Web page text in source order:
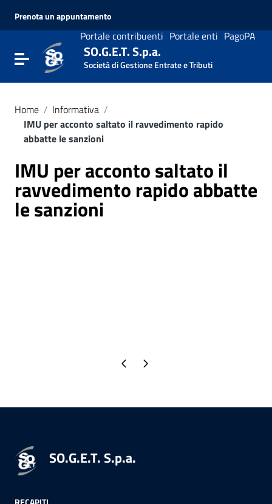
Vai al menu di navigazione
Prenota un appuntamento
Portale contribuenti Portale enti PagoPA
Attiva / disattiva la navigazione
SO.G.E.T. S.p.a.
Società di Gestione Entrate e Tributi
Home / Informativa /
IMU per acconto saltato il ravvedimento rapido
abbatte le sanzioni
IMU per acconto saltato il
ravvedimento rapido abbatte
le sanzioni
Pagina precedente
Pagina successiva
SO.G.E.T. S.p.a.